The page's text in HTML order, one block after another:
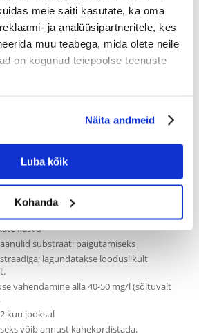
meie saiti kasutate, ka oma
ja analüüsipartneritele, kes
muu teabega, mida olete neile
on kogunud teiepoolse teenuste
Näita andmeid
Luba kõik
Kohanda
(€ 6.06/ KG)
klientide fotod
vee kvaliteeti. Vähendab nõutavate
kuni 12 kuu jooksul.
kasvu
substraati paigutamiseks
lagundatakse looduslikult
vähendamine alla 40-50 mg/l (sõltuvalt
kuu jooksul
võib annust kahekordistada.